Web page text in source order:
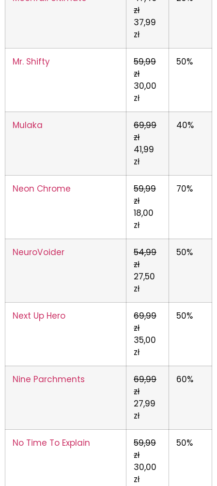
zł
37,99
zł
Mr. Shifty
59,99
zł
30,00
zł
50%
Mulaka
69,99
zł
41,99
zł
40%
Neon Chrome
59,99
zł
18,00
zł
70%
NeuroVoider
54,99
zł
27,50
zł
50%
Next Up Hero
69,99
zł
35,00
zł
50%
Nine Parchments
69,99
zł
27,99
zł
60%
No Time To Explain
59,99
zł
30,00
zł
50%